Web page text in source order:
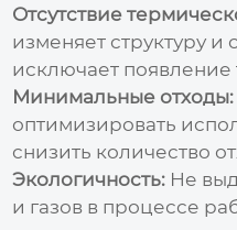
Отсутствие
изменяет структуру и
исключает
Минимальные отходы:
оптимизировать
снизить количество
Экологичность: Не
и газов в процессе